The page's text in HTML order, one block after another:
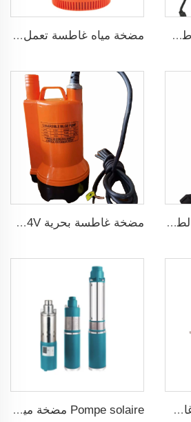
مضخة مياه شمسية غاطسة برأس 75 مترًا بدون فرش DC48V لري الزراعة مضخة مياه غاطسة تعمل بجهد 24 فولت DC
مضخة غاطسة تعمل بالطاقة الشمسية لآبار المياه العميقة DC مضخة غاطسة بحرية 12/24V لتصريف المياه
12/24/48/60V مضخة غاطسة شمسية صغيرة dc ذات فرشاة Pompe solaire مضخة مياه شمسية